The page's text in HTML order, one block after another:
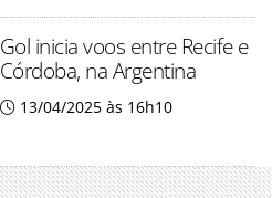
Gol inicia voos entre Recife e
Córdoba, na Argentina
13/04/2025 às 16h10